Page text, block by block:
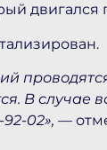
двигался
В случае
02», —